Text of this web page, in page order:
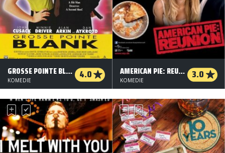
GROSSE POINTE BLANK - LEJEMORDERENS TRÆF 4.0
KOMEDIE
AMERICAN PIE: REUNION 3.0
KOMEDIE